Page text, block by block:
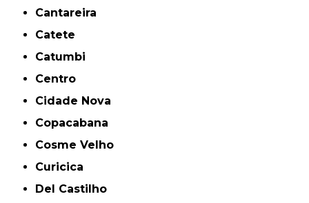
Cantareira
Catete
Catumbi
Centro
Cidade Nova
Copacabana
Cosme Velho
Curicica
Del Castilho